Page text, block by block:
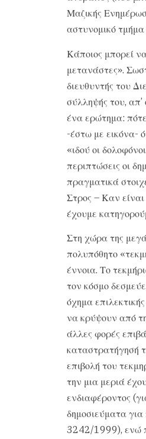
Μαζικής
αστυνομικό τμήμα
Κάποιος μπορεί
μετανάστες».
διευθυντής του
σύλληψής του,
ένα ερώτημα:
-έστω με εικόνα-
«ιδού οι
περιπτώσεις οι
πραγματικά
Στρος – Καν είναι
έχουμε
Στη χώρα της
πολυπόθητο
έννοια. Το
τον κόσμο
όχημα
να κρύψουν από τη
άλλες φορές
καταστρατήγησή
επιβολή του
την μια μεριά
ενδιαφέροντος
δημοσιεύματα
3242/1999), ενώ